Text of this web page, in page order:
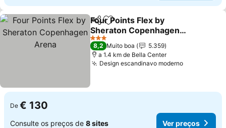
PartilharAdicionar aos favoritos
Four Points Flex by
Sheraton Copenhagen
Arena
3 Estrelas
8,2 Muito boa
5.359
a 1.4 km de Bella Center
Design escandinavo moderno
De € 130
Consulte os preços de 8 sites Ver preços